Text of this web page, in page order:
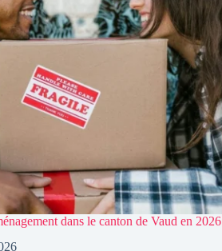
dans le canton de Vaud en 2026